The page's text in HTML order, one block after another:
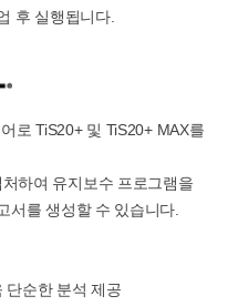
후 실행됩니다.
로 TiS20+ 및 TiS20+ MAX를
하여 유지보수 프로그램을
서를 생성할 수 있습니다.
단순한 분석 제공